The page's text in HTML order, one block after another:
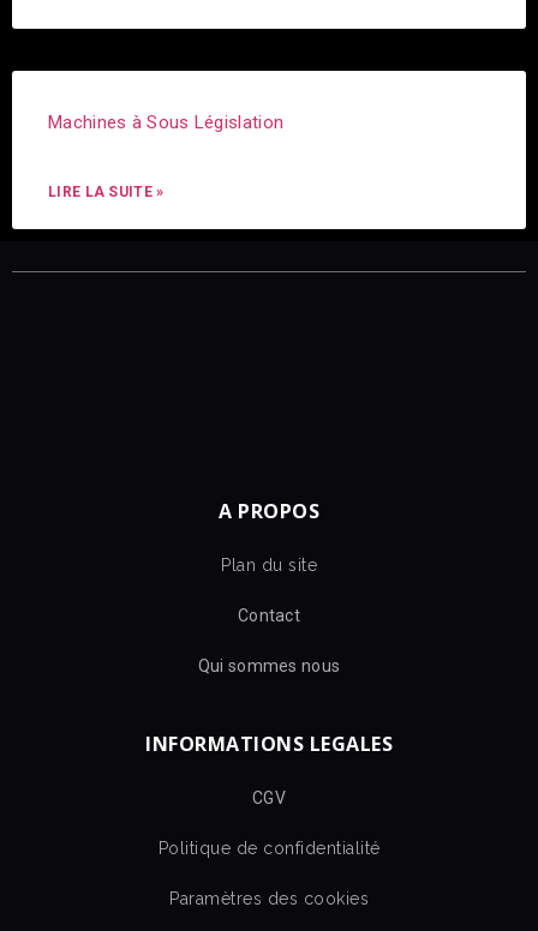
Machines à Sous Législation
LIRE LA SUITE »
A PROPOS
Plan du site
Contact
Qui sommes nous
INFORMATIONS LEGALES
CGV
Politique de confidentialité
Paramètres des cookies